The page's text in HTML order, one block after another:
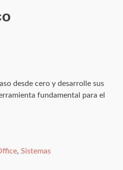
desde cero y desarrolle sus
fundamental para el
, Sistemas